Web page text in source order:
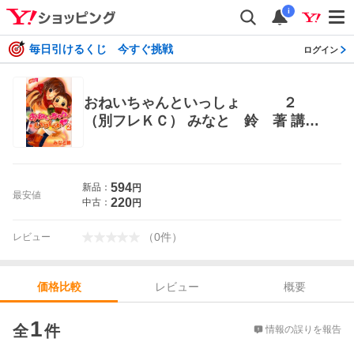
i
毎日引けるくじ 今すぐ挑戦 ログイン
おねいちゃんといっしょ ２
（別フレＫＣ） みなと 鈴 著 講談
最安値
新品： 594円
中古： 220円
レビュー （0件）
価格比較 レビュー
概要
全1件 情報の誤りを報告